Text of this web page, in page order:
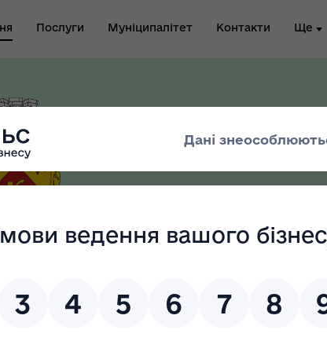
Послуги Муніципалітет Контакти Ще
Безбар"єрність